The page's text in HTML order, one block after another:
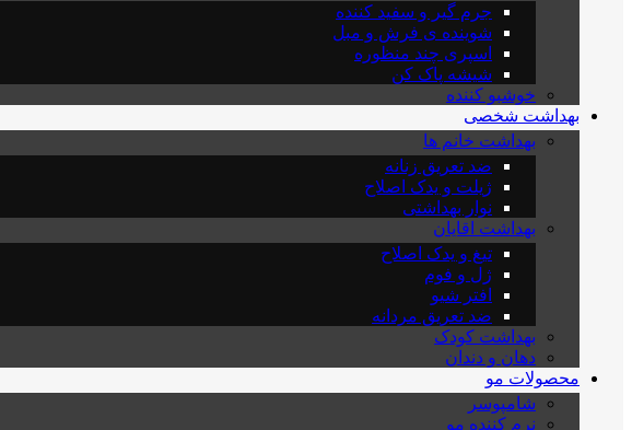
جرم گیر و سفید کننده
شوینده ی فرش و مبل
اسپری چند منظوره
شیشه پاک کن
خوشبو کننده
بهداشت شخصی
بهداشت خانم ها
ضد تعریق زنانه
ژیلت و یدک اصلاح
نوار بهداشتی
بهداشت اقایان
تیغ و یدک اصلاح
ژل و فوم
افتر شیو
ضد تعریق مردانه
بهداشت کودک
دهان و دندان
محصولات مو
شامپوسر
نرم کننده مو